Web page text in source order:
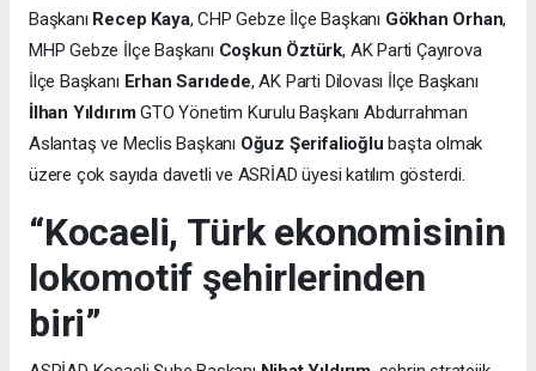
Başkanı Recep Kaya, CHP Gebze İlçe Başkanı Gökhan Orhan,
MHP Gebze İlçe Başkanı Coşkun Öztürk, AK Parti Çayırova
İlçe Başkanı Erhan Sarıdede, AK Parti Dilovası İlçe Başkanı
İlhan YıldırımGTO Yönetim Kurulu Başkanı Abdurrahman
Aslantaş ve Meclis Başkanı Oğuz Şerifalioğlu başta olmak
üzere çok sayıda davetli ve ASRİAD üyesi katılım gösterdi.
“Kocaeli, Türk ekonomisinin
lokomotif şehirlerinden
biri”